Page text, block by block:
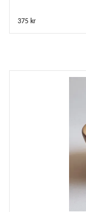
375 kr